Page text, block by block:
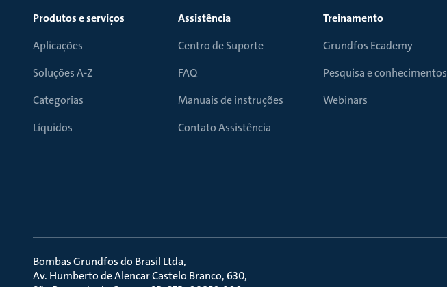
Produtos e serviços
Aplicações
Soluções A-Z
Categorias
Líquidos
Assistência
Centro de Suporte
FAQ
Manuais de instruções
Contato Assistência
Treinamento
Grundfos Ecademy
Pesquisa e conhecimentos
Webinars
Bombas Grundfos do Brasil Ltda
Av. Humberto de Alencar Castelo Branco, 630